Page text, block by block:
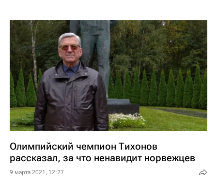
Олимпийский чемпион Тихонов
рассказал, за что ненавидит норвежцев
9 марта 2021, 12:27